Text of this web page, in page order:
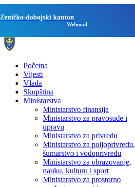
Zeničko-dobojski kanton
Webmail
Početna
Vijesti
Vlada
Skupština
Ministarstva
Ministarstvo finansija
Ministarstvo za pravosuđe i
upravu
Ministarstvo za privredu
Ministarstvo za poljoprivredu,
šumarstvo i vodoprivredu
Ministarstvo za obrazovanje,
nauku, kulturu i sport
Ministarstvo za prostorno